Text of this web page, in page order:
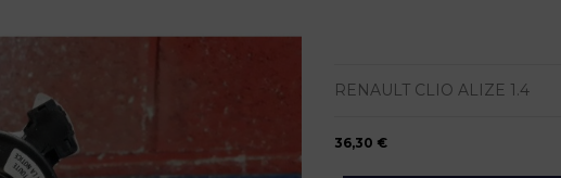
RENAULT CLIO ALIZE 1.4
36,30 €